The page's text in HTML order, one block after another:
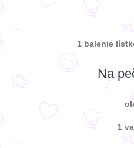
1 balenie
Na
1